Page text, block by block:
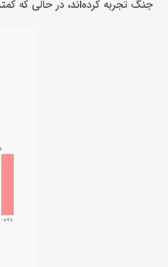
جنگ تجربه کرده‌اند، در حالی که